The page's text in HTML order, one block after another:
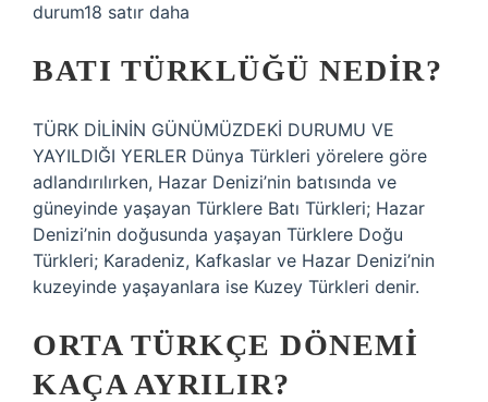
durum18 satır daha
BATI TÜRKLÜĞÜ NEDIR?
TÜRK DİLİNİN GÜNÜMÜZDEKİ DURUMU VE
YAYILDIĞI YERLER Dünya Türkleri yörelere göre
adlandırılırken, Hazar Denizi’nin batısında ve
güneyinde yaşayan Türklere Batı Türkleri; Hazar
Denizi’nin doğusunda yaşayan Türklere Doğu
Türkleri; Karadeniz, Kafkaslar ve Hazar Denizi’nin
kuzeyinde yaşayanlara ise Kuzey Türkleri denir.
ORTA TÜRKÇE DÖNEMI
KAÇA AYRILIR?